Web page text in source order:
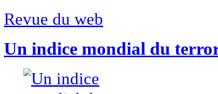
Revue du web
Un indice mondial du